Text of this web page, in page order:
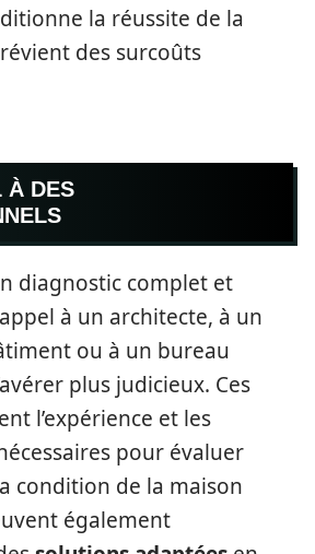
la réussite de la
des surcoûts
À DES
diagnostic complet et
à un architecte, à un
ou à un bureau
plus judicieux. Ces
l’expérience et les
pour évaluer
condition de la maison
également